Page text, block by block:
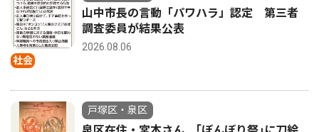
社会
山中市長の言動「パワハラ」認定 第三者
調査委員が結果公表
2026.08.06
戸塚区・泉区